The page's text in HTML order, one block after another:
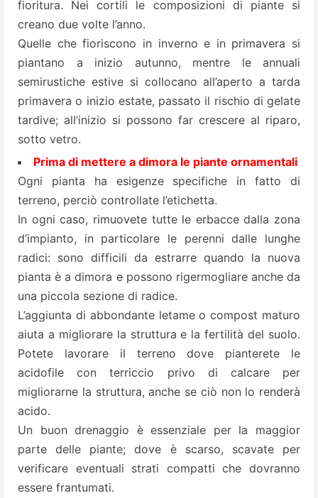
fioritura. Nei cortili le composizioni di piante si
creano due volte l’anno.
Quelle che fioriscono in inverno e in primavera si
piantano a inizio autunno, mentre le annuali
semirustiche estive si collocano all’aperto a tarda
primavera o inizio estate, passato il rischio di gelate
tardive; all’inizio si possono far crescere al riparo,
sotto vetro.
Prima di mettere a dimora le piante ornamentali
Ogni pianta ha esigenze specifiche in fatto di
terreno, perciò controllate l’etichetta.
In ogni caso, rimuovete tutte le erbacce dalla zona
d’impianto, in particolare le perenni dalle lunghe
radici: sono difficili da estrarre quando la nuova
pianta è a dimora e possono rigermogliare anche da
una piccola sezione di radice.
L’aggiunta di abbondante letame o compost maturo
aiuta a migliorare la struttura e la fertilità del suolo.
Potete lavorare il terreno dove pianterete le
acidofile con terriccio privo di calcare per
migliorarne la struttura, anche se ciò non lo renderà
acido.
Un buon drenaggio è essenziale per la maggior
parte delle piante; dove è scarso, scavate per
verificare eventuali strati compatti che dovranno
essere frantumati.